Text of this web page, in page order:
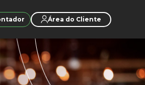
Área do Cliente